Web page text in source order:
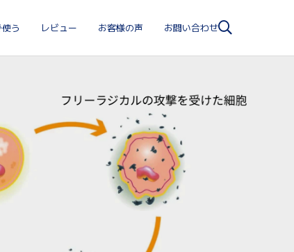
う レビュー お客様の声 お問い合わせ